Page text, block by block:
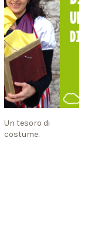
Un tesoro di
costume.